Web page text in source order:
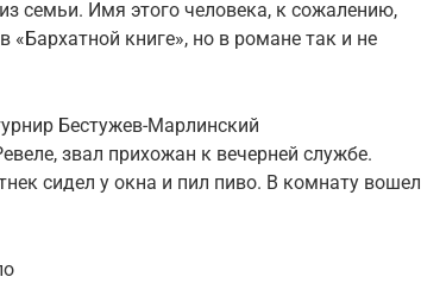
семьи. Имя этого человека, к сожалению,
«Бархатной книге», но в романе так и не
Бестужев-Марлинский
звал прихожан к вечерней службе.
сидел у окна и пил пиво. В комнату вошел